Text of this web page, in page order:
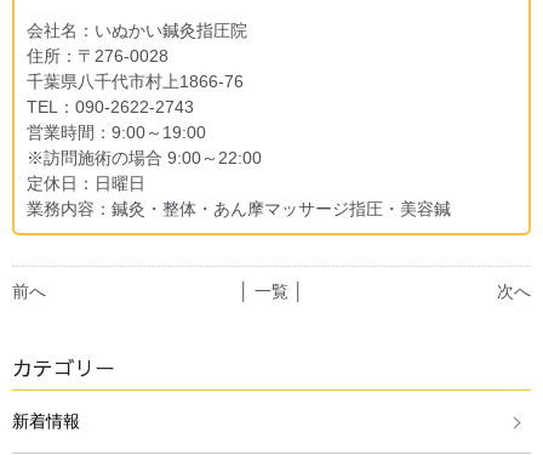
会社名：いぬかい鍼灸指圧院
住所：〒276-0028
千葉県八千代市村上1866-76
TEL：090-2622-2743
営業時間：9:00～19:00
※訪問施術の場合 9:00～22:00
定休日：日曜日
業務内容：鍼灸・整体・あん摩マッサージ指圧・美容鍼
前へ 次へ
│ 一覧 │
カテゴリー
新着情報